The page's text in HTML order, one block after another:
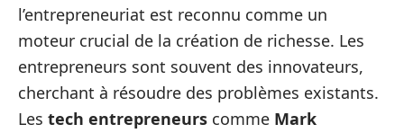
l’entrepreneuriat est reconnu comme un
moteur crucial de la création de richesse. Les
entrepreneurs sont souvent des innovateurs,
cherchant à résoudre des problèmes existants.
Les tech entrepreneurs comme Mark